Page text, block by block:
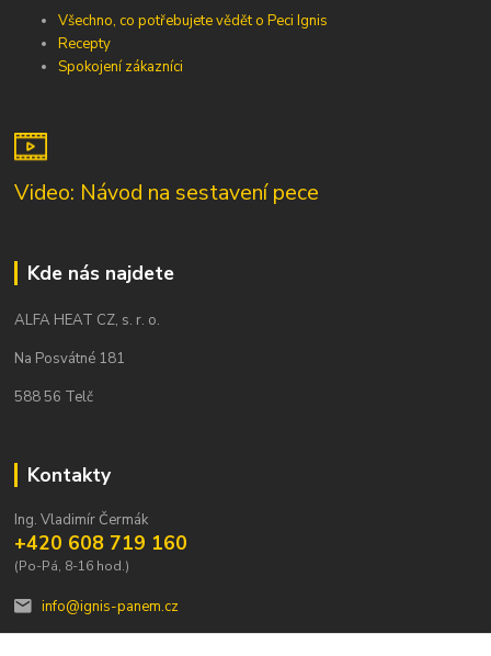
Všechno, co potřebujete vědět o Peci Ignis
Recepty
Spokojení zákazníci
Video: Návod na sestavení pece
Kde nás najdete
ALFA HEAT CZ, s. r. o.
Na Posvátné 181
588 56 Telč
Kontakty
Ing. Vladimír Čermák
+420 608 719 160
(Po-Pá, 8-16 hod.)
info@ignis-panem.cz